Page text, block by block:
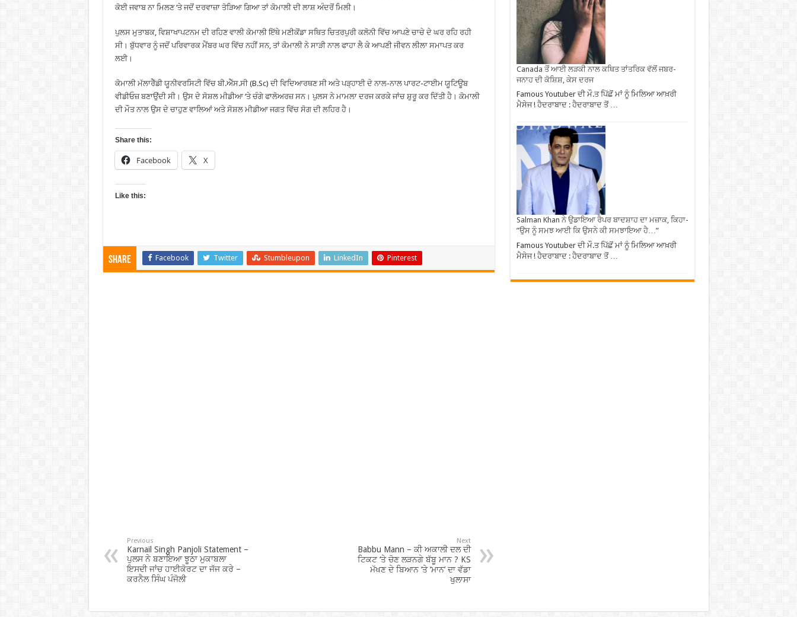
ਕੋਈ ਜਵਾਬ ਨਾ ਮਿਲਣ ‘ਤੇ ਜਦੋਂ ਦਰਵਾਜ਼ਾ ਤੋੜਿਆ ਗਿਆ ਤਾਂ ਕੋਮਾਲੀ ਦੀ ਲਾਸ਼ ਅੰਦਰੋਂ ਮਿਲੀ।
ਪੁਲਸ ਮੁਤਾਬਕ, ਵਿਸ਼ਾਖਾਪਟਨਮ ਦੀ ਰਹਿਣ ਵਾਲੀ ਕੋਮਾਲੀ ਇੱਥੇ ਮਣੀਕੋਂਡਾ ਸਥਿਤ ਚਿਤਰਪੁਰੀ ਕਲੋਨੀ ਵਿੱਚ ਆਪਣੇ ਚਾਚੇ ਦੇ ਘਰ ਰਹਿ ਰਹੀ
ਸੀ। ਬੁੱਧਵਾਰ ਨੂੰ ਜਦੋਂ ਪਰਿਵਾਰਕ ਮੈਂਬਰ ਘਰ ਵਿੱਚ ਨਹੀਂ ਸਨ, ਤਾਂ ਕੋਮਾਲੀ ਨੇ ਸਾੜੀ ਨਾਲ ਫਾਹਾ ਲੈ ਕੇ ਆਪਣੀ ਜੀਵਨ ਲੀਲਾ ਸਮਾਪਤ ਕਰ
ਲਈ।
ਕੋਮਾਲੀ ਮੱਲਾਰੈੱਡੀ ਯੂਨੀਵਰਸਿਟੀ ਵਿੱਚ ਬੀ.ਐੱਸ.ਸੀ (B.Sc) ਦੀ ਵਿਦਿਆਰਥਣ ਸੀ ਅਤੇ ਪੜ੍ਹਾਈ ਦੇ ਨਾਲ-ਨਾਲ ਪਾਰਟ-ਟਾਈਮ ਯੂਟਿਊਬ
ਵੀਡੀਓਜ਼ ਬਣਾਉਂਦੀ ਸੀ। ਉਸ ਦੇ ਸੋਸ਼ਲ ਮੀਡੀਆ ‘ਤੇ ਚੰਗੇ ਫਾਲੋਅਰਜ਼ ਸਨ। ਪੁਲਸ ਨੇ ਮਾਮਲਾ ਦਰਜ ਕਰਕੇ ਜਾਂਚ ਸ਼ੁਰੂ ਕਰ ਦਿੱਤੀ ਹੈ। ਕੋਮਾਲੀ
ਦੀ ਮੌਤ ਨਾਲ ਉਸ ਦੇ ਚਾਹੁਣ ਵਾਲਿਆਂ ਅਤੇ ਸੋਸ਼ਲ ਮੀਡੀਆ ਜਗਤ ਵਿੱਚ ਸੋਗ ਦੀ ਲਹਿਰ ਹੈ।
Share this:
Facebook X
Like this:
Share Facebook Twitter Stumbleupon LinkedIn Pinterest
Previous
Karnail Singh Panjoli Statement –
ਪੁਲਸ ਨੇ ਬਣਾਇਆ ਝੂਠਾ ਮੁਕਾਬਲਾ
ਇਸਦੀ ਜਾਂਚ ਹਾਈਕੋਰਟ ਦਾ ਜੱਜ ਕਰੇ –
ਕਰਨੈਲ ਸਿੰਘ ਪੰਜੋਲੀ
Next
Babbu Mann – ਕੀ ਅਕਾਲੀ ਦਲ ਦੀ
ਟਿਕਟ ‘ਤੇ ਚੋਣ ਲੜਨਗੇ ਬੱਬੂ ਮਾਨ ? KS
ਮੱਖਣ ਦੇ ਬਿਆਨ ‘ਤੇ ‘ਮਾਨ’ ਦਾ ਵੱਡਾ
ਖੁਲਾਸਾ
Canada ਤੋਂ ਆਈ ਲੜਕੀ ਨਾਲ ਕਥਿਤ ਤਾਂਤਰਿਕ ਵੱਲੋਂ ਜਬਰ-
ਜਨਾਹ ਦੀ ਕੋਸ਼ਿਸ਼, ਕੇਸ ਦਰਜ
Famous Youtuber ਦੀ ਮੌ.ਤ ਪਿੱਛੋਂ ਮਾਂ ਨੂੰ ਮਿਲਿਆ ਆਖ਼ਰੀ
ਮੈਸੇਜ ! ਹੈਦਰਾਬਾਦ : ਹੈਦਰਾਬਾਦ ਤੋਂ …
Salman Khan ਨੇ ਉਡਾਇਆ ਰੈਪਰ ਬਾਦਸ਼ਾਹ ਦਾ ਮਜ਼ਾਕ, ਕਿਹਾ-
”ਉਸ ਨੂੰ ਸਮਝ ਆਈ ਕਿ ਉਸਨੇ ਕੀ ਸਮਝਾਇਆ ਹੈ…”
Famous Youtuber ਦੀ ਮੌ.ਤ ਪਿੱਛੋਂ ਮਾਂ ਨੂੰ ਮਿਲਿਆ ਆਖ਼ਰੀ
ਮੈਸੇਜ ! ਹੈਦਰਾਬਾਦ : ਹੈਦਰਾਬਾਦ ਤੋਂ …